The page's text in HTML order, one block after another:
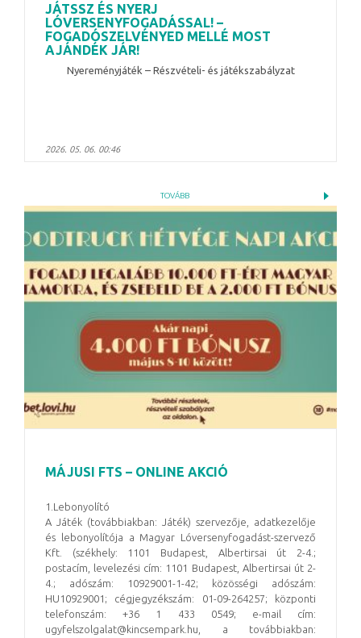
JÁTSSZ ÉS NYERJ
LÓVERSENYFOGADÁSSAL! –
FOGADÓSZELVÉNYED MELLÉ MOST
AJÁNDÉK JÁR!
Nyereményjáték – Részvételi- és játékszabályzat
2026. 05. 06. 00:46
TOVÁBB
MÁJUSI FTS – ONLINE AKCIÓ
1.Lebonyolító
A Játék (továbbiakban: Játék) szervezője, adatkezelője
és lebonyolítója a Magyar Lóversenyfogadást-szervező
Kft. (székhely: 1101 Budapest, Albertirsai út 2-4.;
postacím, levelezési cím: 1101 Budapest, Albertirsai út 2-
4.; adószám: 10929001-1-42; közösségi adószám:
HU10929001; cégjegyzékszám: 01-09-264257; központi
telefonszám: +36 1 433 0549; e-mail cím:
ugyfelszolgalat@kincsempark.hu, a továbbiakban: